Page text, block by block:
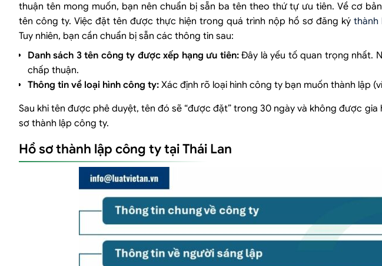
thuận tên mong muốn, bạn nên chuẩn bị sẵn ba tên theo thứ tự ưu tiên. Về cơ
tên công ty. Việc đặt tên được thực hiện trong quá trình nộp hồ sơ đăng ký thành
Tuy nhiên, bạn cần chuẩn bị sẵn các thông tin sau:
Danh sách 3 tên công ty được xếp hạng ưu tiên:Đây là yếu tố quan trọng nhất.
chấp thuận.
Thông tin về loại hình công ty: Xác định rõ loại hình công ty bạn muốn thành lập
Sau khi tên được phê duyệt, tên đó sẽ “được đặt” trong 30 ngày và không được gia
sơ thành lập công ty.
Hồ sơ thành lập công ty tại Thái Lan